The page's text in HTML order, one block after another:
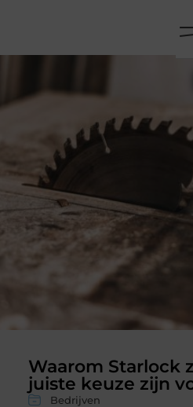
Waarom Starlock
juiste keuze zijn
Bedrijven